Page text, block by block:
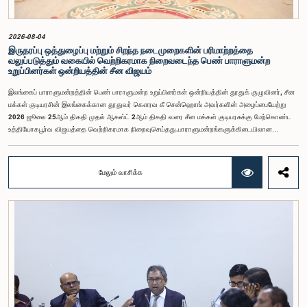
இந்தக் குழு வலியுறுத்த விரும்புகிறது.அரசாங்க பொறுப்பு முயற்சிகள் பற்றிய குழுஇலங்கை
பாராளுமன்றம்
2026-08-04
இருதரப்பு ஒத்துழைப்பு மற்றும் சிறந்த நடைமுறைகளின் பரிமாற்றத்தை
வலுப்படுத்தும் வகையில் வெற்றிகரமாக நிறைவடைந்த பெண் பாராளுமன்ற
உறுப்பினர்கள் ஒன்றியத்தின் சீன விஜயம்
இலங்கைப் பாராளுமன்றத்தின் பெண் பாராளுமன்ற உறுப்பினர்கள் ஒன்றியத்தின் தூதுக் குழுவினர், சீன
மக்கள் குடியரசின் இலங்கைக்கான தூதுவர் கௌரவ கீ சென்ஹொங் அவர்களின் அழைப்பையேற்று
2026 ஜூலை 25ஆம் திகதி முதல் ஆகஸ்ட் 2ஆம் திகதி வரை சீன மக்கள் குடியரசுக்கு மேற்கொண்ட
உத்தியோகபூர்வ விஜயத்தை வெற்றிகரமாக நிறைவுசெய்தது.பாராளுமன்றங்களுக்கிடையிலான
நோக்கங்களாக அமைந்தன.சீனாவுக்கு விஜயம் மேற்கொண்ட தூதுக் குழுவிற்கு கௌரவ மகளிர் மற்றும்
சிறுவர் அலுவல்கள் அமைச்சர் சரோஜா சாவித்திரி போல்ராஜ் அவர்கள் தலைமைதாங்கியதுடன், இதில்
கௌரவ பாராளுமன்ற உறுப்பினர்களான ரோஹிணி குமாரி விஜேரத்ன, ஓஷானி உமங்கா, சட்டத்தரணி
நிலந்தி கொட்டஹச்சி, எம்.ஏ.சி.எஸ். சதுரி கங்கானி, சட்டத்தரணி நிலுஷா லக்மாலி கமகே,
ஒழுங்குமரபு அலுவலகத்தின் பாராளுமன்ற உத்தியோகத்தர் லஹிரு பத்திரணகே ஆகியோரும்
இணைந்திருந்தனர். குவாங்டொங் மாகாணத்தின் ஷென்சென் மற்றும் குவாங்சோ நகரங்களுக்கு
இக்குழுவினர் விஜயம் மேற்கொண்டதுடன், உத்தியோகபூர்வ சந்திப்புகள், கல்விசார் அமர்வுகள், நிறுவன
ரீதியான விஜயங்கள் மற்றும் கலாசார நிகழ்வுகள் உள்ளடங்கிய விரிவான நிகழ்ச்சித்திட்டங்களிலும்
மேலும் வாசிக்க